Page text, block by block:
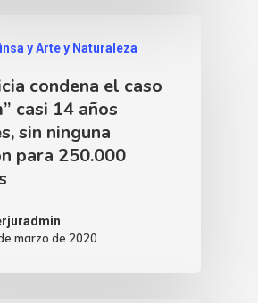
y Arte y Naturaleza
condena el caso
casi 14 años
sin ninguna
para 250.000
marzo de 2020